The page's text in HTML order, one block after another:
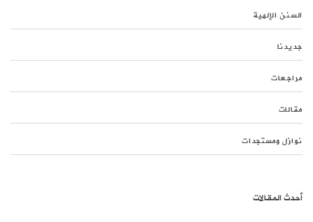
السنن الإلهية
جديدنا
مراجعات
مقالات
نوازل ومستجدات
أحدث المقالات